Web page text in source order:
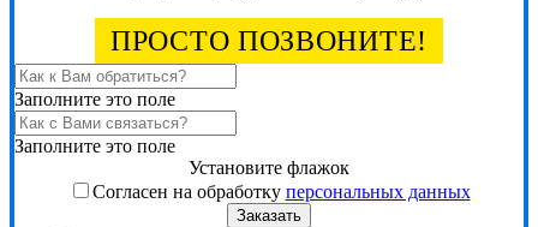
ПРОСТО ПОЗВОНИТЕ!
Заполните это поле
Заполните это поле
Установите флажок
Согласен на обработку персональных данных
Заказать